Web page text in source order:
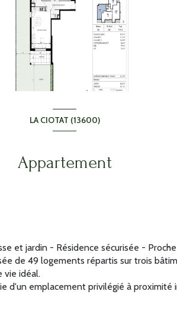
LA CIOTAT (13600)
Appartement
et jardin - Résidence sécurisée -
de 49 logements répartis sur trois
vie idéal.
d'un emplacement privilégié à proximité